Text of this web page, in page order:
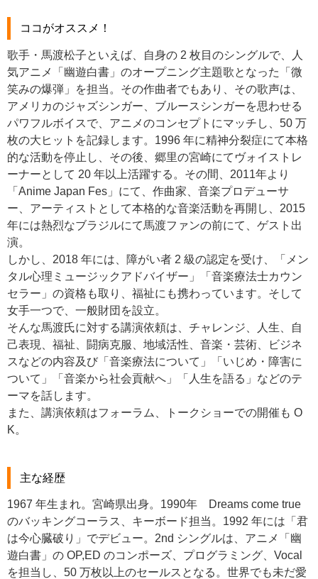
ココがオススメ！
歌⼿・⾺渡松⼦といえば、⾃⾝の 2 枚⽬のシングルで、⼈
気アニメ「幽遊⽩書」のオープニング主題歌となった「微
笑みの爆弾」を担当。その作曲者でもあり、その歌声は、
アメリカのジャズシンガー、ブルースシンガーを思わせる
パワフルボイスで、アニメのコンセプトにマッチし、50 万
枚の⼤ヒットを記録します。1996 年に精神分裂症にて本格
的な活動を停⽌し、その後、郷⾥の宮崎にてヴォイストレ
ーナーとして 20 年以上活躍する。その間、2011年より
「Anime Japan Fes」にて、作曲家、⾳楽プロデューサ
ー、アーティストとして本格的な⾳楽活動を再開し、2015
年には熱烈なブラジルにて⾺渡ファンの前にて、ゲスト出
演。
しかし、2018 年には、障がい者 2 級の認定を受け、「メン
タル⼼理ミュージックアドバイザー」「⾳楽療法⼠カウン
セラー」の資格も取り、福祉にも携わっています。そして
⼥⼿⼀つで、⼀般財団を設⽴。
そんな⾺渡⽒に対する講演依頼は、チャレンジ、⼈⽣、⾃
⼰表現、福祉、闘病克服、地域活性、⾳楽・芸術、ビジネ
スなどの内容及び「⾳楽療法について」「いじめ・障害に
ついて」「⾳楽から社会貢献へ」「⼈⽣を語る」などのテ
ーマを話します。
また、講演依頼はフォーラム、トークショーでの開催も O
K。
主な経歴
1967 年生まれ。宮崎県出身。 1990年
Dreams come true
のバッキングコーラス、キーボード担当。1992 年には「君
は今心臓破り」でデビュー。2nd シングルは、アニメ「幽
遊白書」の OP,ED のコンポーズ、プログラミング、Vocal
を担当し、50 万枚以上のセールスとなる。世界でも未だ愛